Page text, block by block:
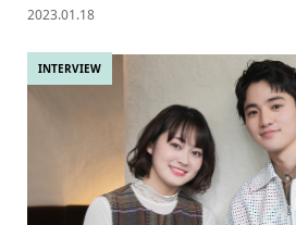
2023.01.18
INTERVIEW